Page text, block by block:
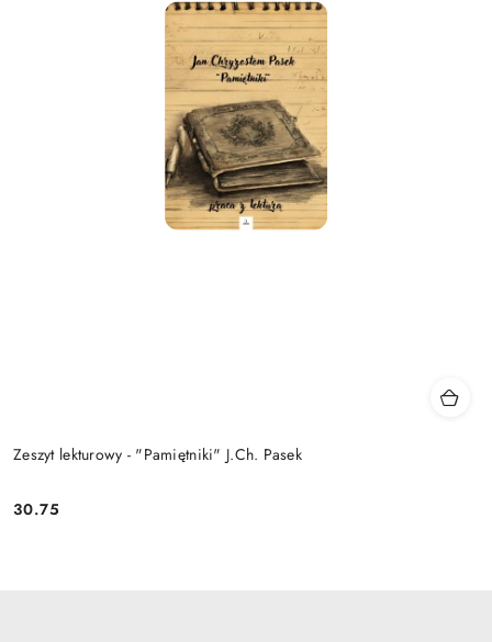
Zeszyt lekturowy - "Pamiętniki" J.Ch. Pasek
Cena:
30.75